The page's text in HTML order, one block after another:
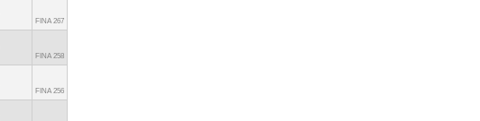
FINA 267
FINA 258
FINA 256